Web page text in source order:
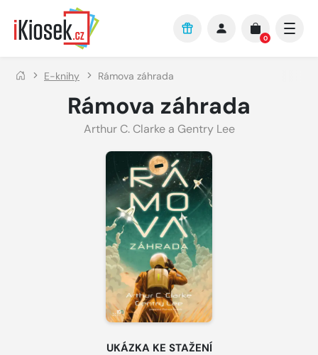
Přejít na hlavní obsah
0
E-knihy Rámova záhrada
Rámova záhrada
Arthur C. Clarke a Gentry Lee
UKÁZKA KE STAŽENÍ